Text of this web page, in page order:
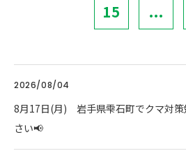
15 ...
2026/08/04
8月17日(月) 岩手県雫石町でクマ対
さい📢